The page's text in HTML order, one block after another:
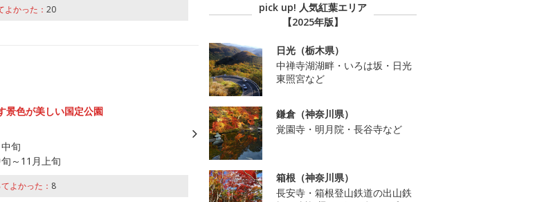
よかった： 20
景色が美しい国定公園
旬
～11月上旬
よかった： 8
pick up! 人気紅葉エリア
【2025年版】
日光（栃木県）
中禅寺湖湖畔・いろは坂・日光
東照宮など
鎌倉（神奈川県）
覚園寺・明月院・長谷寺など
箱根（神奈川県）
長安寺・箱根登山鉄道の出山鉄